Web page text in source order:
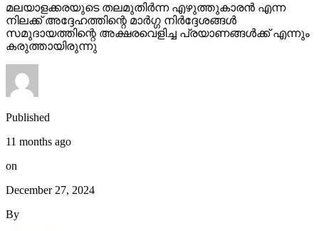
മലയാളക്കരയുടെ തലമുതിര്‍ന്ന എഴുത്തുകാരന്‍ എന്ന
നിലക്ക് അദ്ദേഹത്തിന്റെ മാര്‍ഗ്ഗ നിര്‍ദ്ദേശങ്ങള്‍
സമുദായത്തിന്റെ അക്ഷരവെളിച്ച പ്രയാണങ്ങള്‍ക്ക് എന്നും
കരുത്തായിരുന്നു
Published
11 months ago
on
December 27, 2024
By